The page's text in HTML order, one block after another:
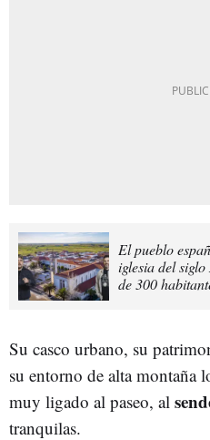
El pueblo
iglesia del
de 300
Su casco urbano, su
su entorno de alta montaña
muy ligado al paseo, al
tranquilas.